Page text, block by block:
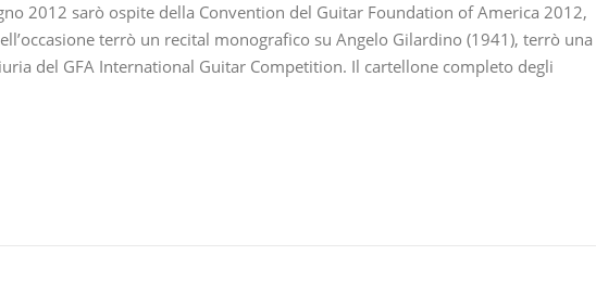
2012 sarò ospite della Convention del Guitar Foundation of America 2012,
terrò un recital monografico su Angelo Gilardino (1941), terrò una
del GFA International Guitar Competition. Il cartellone completo degli